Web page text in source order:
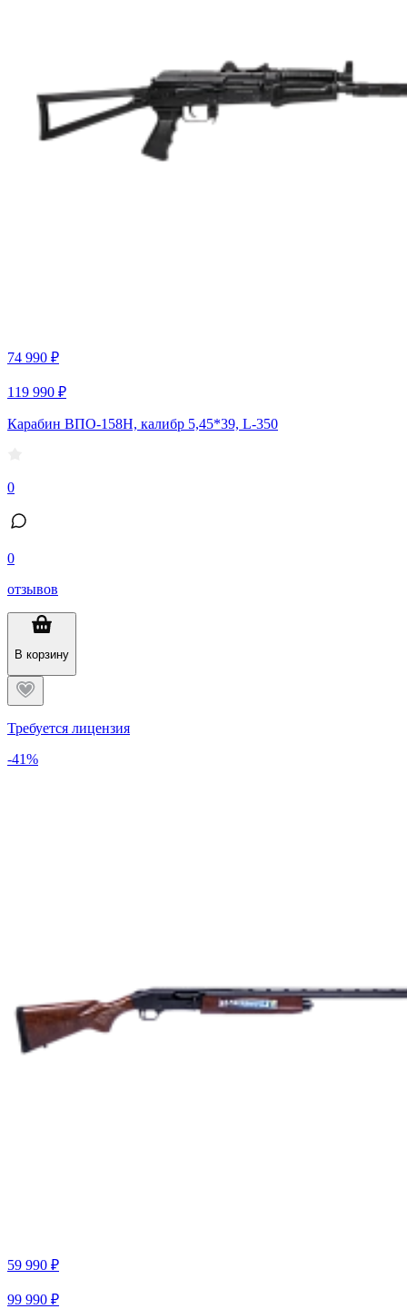
74 990 ₽
119 990 ₽
Карабин ВПО-158Н, калибр 5,45*39, L-350
0
0
отзывов
В корзину
Требуется лицензия
-41%
59 990 ₽
99 990 ₽